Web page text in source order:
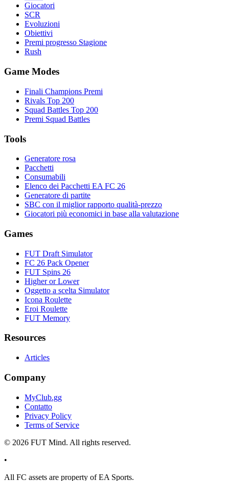
Giocatori
SCR
Evoluzioni
Obiettivi
Premi progresso Stagione
Rush
Game Modes
Finali Champions Premi
Rivals Top 200
Squad Battles Top 200
Premi Squad Battles
Tools
Generatore rosa
Pacchetti
Consumabili
Elenco dei Pacchetti EA FC 26
Generatore di partite
SBC con il miglior rapporto qualità-prezzo
Giocatori più economici in base alla valutazione
Games
FUT Draft Simulator
FC 26 Pack Opener
FUT Spins 26
Higher or Lower
Oggetto a scelta Simulator
Icona Roulette
Eroi Roulette
FUT Memory
Resources
Articles
Company
MyClub.gg
Contatto
Privacy Policy
Terms of Service
© 2026 FUT Mind. All rights reserved.
•
All FC assets are property of EA Sports.